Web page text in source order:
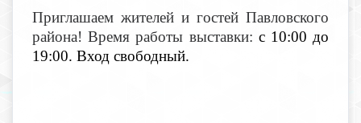
Приглашаем жителей и гостей Павловского
района! Время работы выставки: с 10:00 до
19:00. Вход свободный.